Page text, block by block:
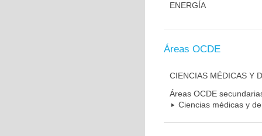
ENERGÍA
Áreas OCDE
CIENCIAS MÉDICAS Y
Áreas OCDE
Ciencias médicas y